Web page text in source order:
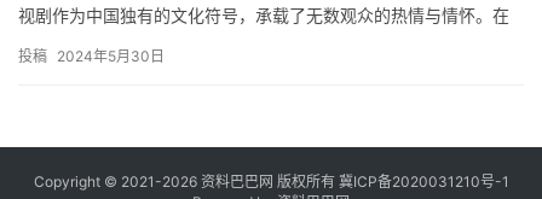
视剧作为中国独有的文化符号，承载了无数观众的热情与情怀。在
投稿 2024年5月30日
Copyright © 2021-2026 资料巴巴网 版权所有 冀ICP备2020031210号-1